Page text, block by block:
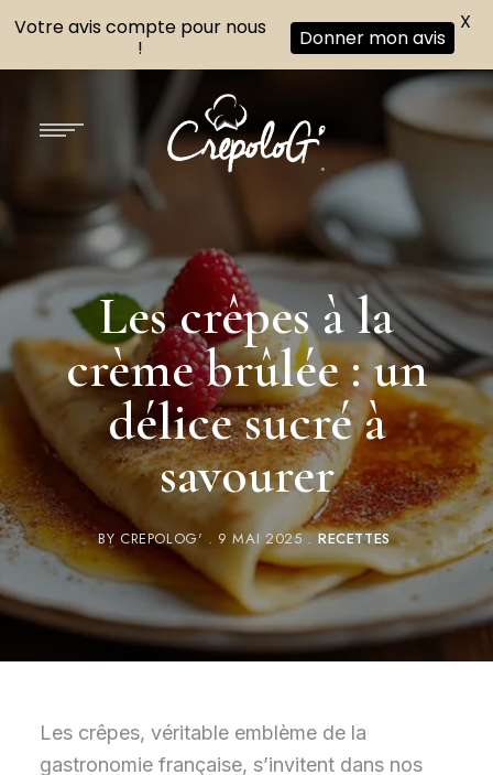
Les crêpes à la
crème brûlée : un
délice sucré à
savourer
BY CREPOLOG' 9 MAI 2025 RECETTES
Les crêpes, véritable emblème de la
gastronomie française, s’invitent dans nos
Votre avis compte pour nous
!
Donner mon avis
X